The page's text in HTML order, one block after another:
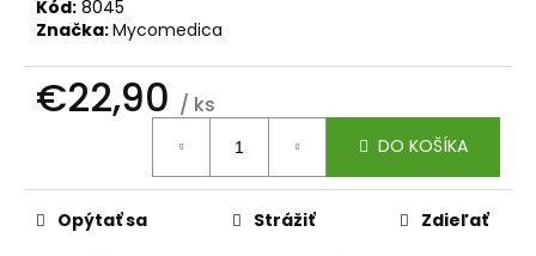
Kód: 8045
Značka:Mycomedica
€22,90 / ks
DO KOŠÍKA
Opýtať sa Strážiť Zdieľať
ú
č
a
m
AGARICUS
TOBOLKY
€31,60